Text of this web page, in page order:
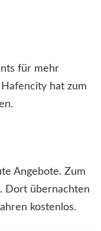
für mehr
hat zum
Angebote. Zum
Dort übernachten
kostenlos.